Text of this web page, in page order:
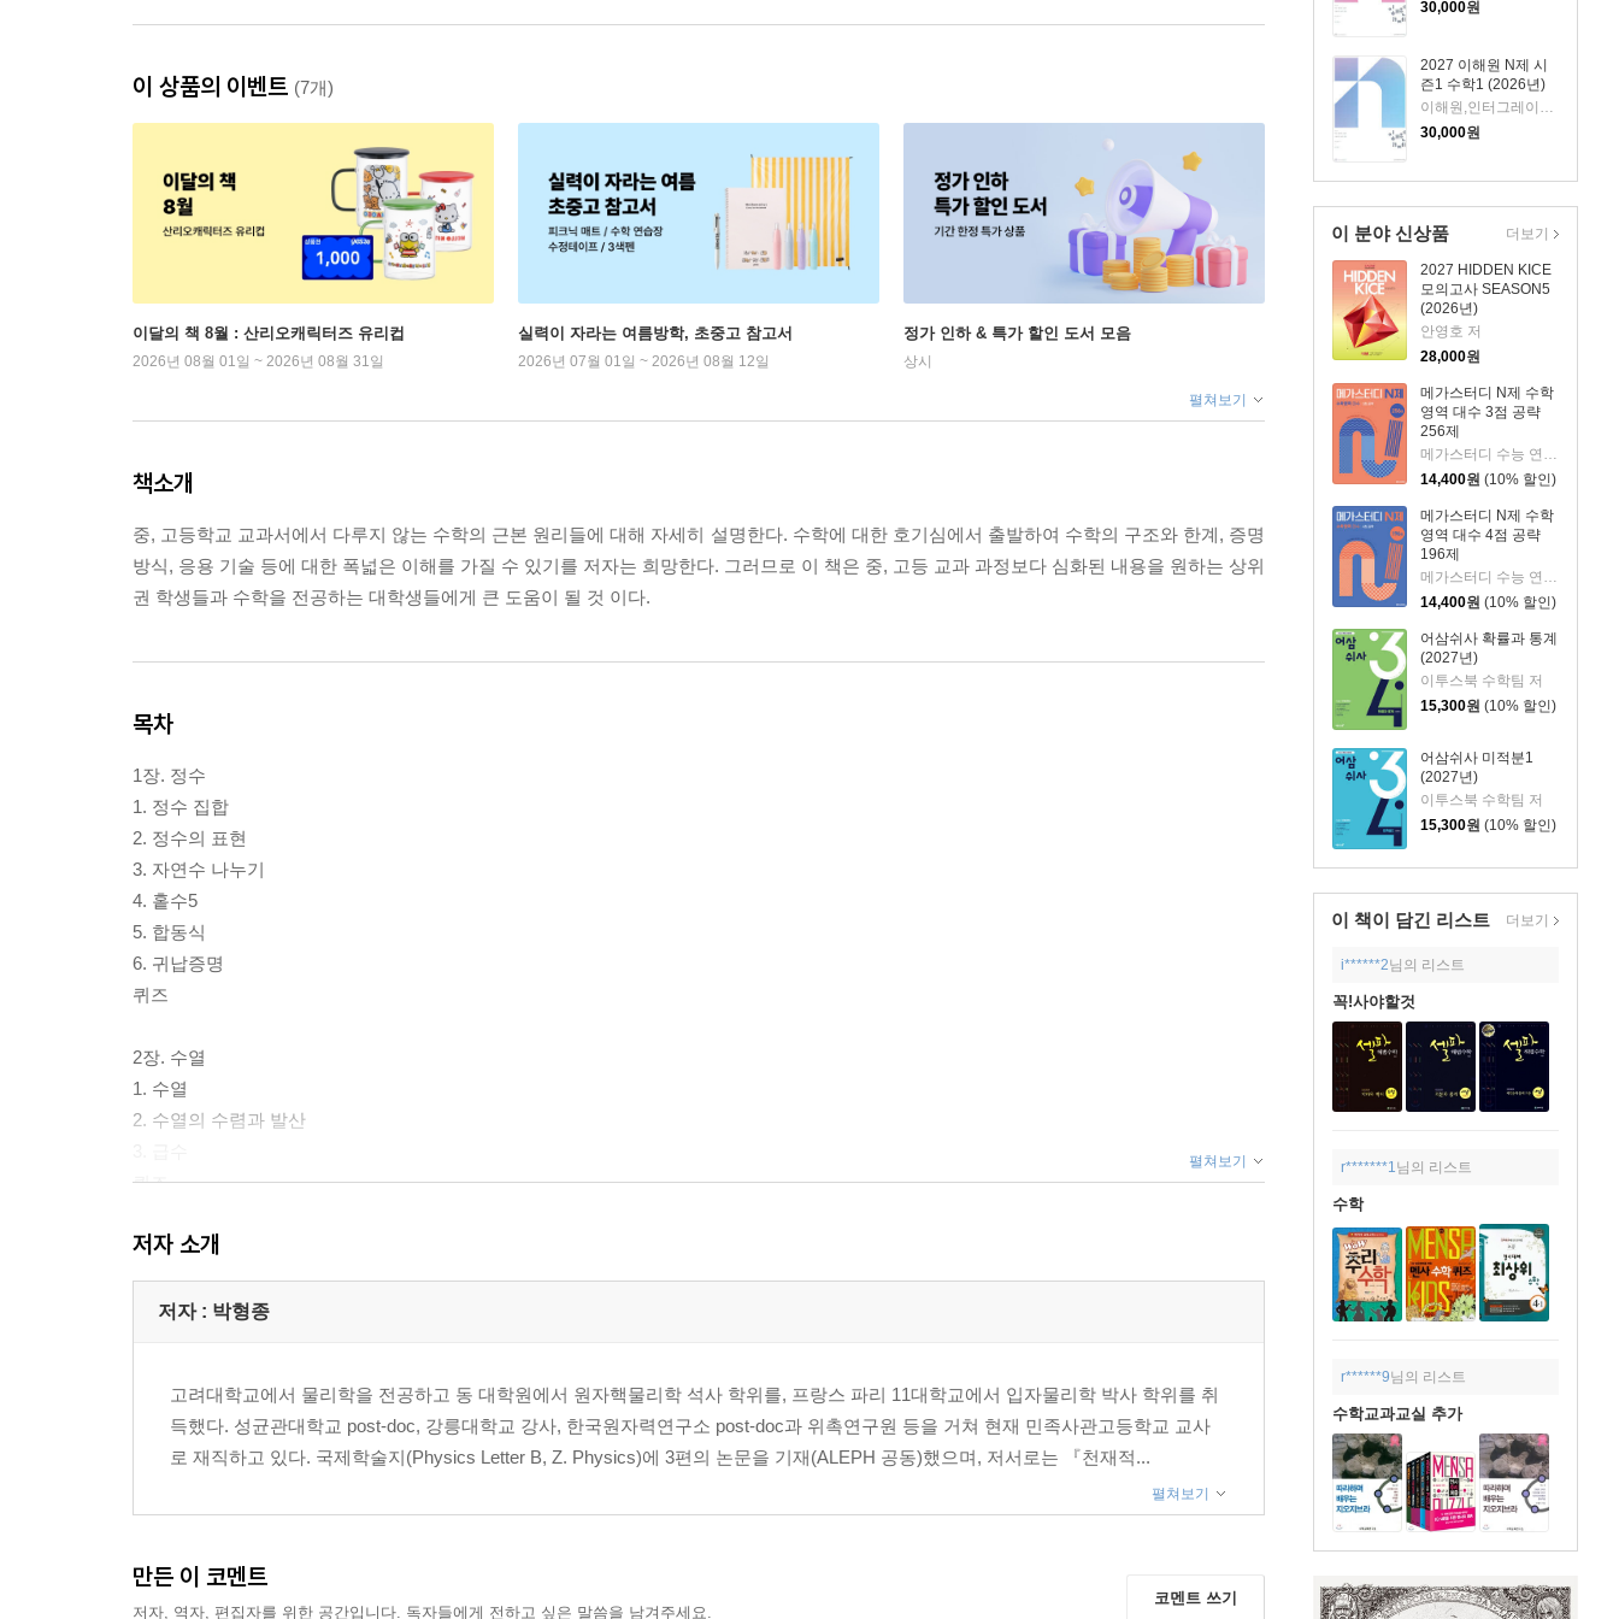
30,000원
2027 이해원 N제 시
즌1 수학1 (2026년)
이해원,인터그레이트 저
30,000원
이 분야 신상품
2027 HIDDEN KICE
모의고사 SEASON5
(2026년)
안영호 저
28,000원
메가스터디 N제 수학
영역 대수 3점 공략
256제
메가스터디 수능 연구소 저
14,400원 (10% 할인)
메가스터디 N제 수학
영역 대수 4점 공략
196제
메가스터디 수능 연구소 저
14,400원 (10% 할인)
어삼쉬사 확률과 통계
(2027년)
이투스북 수학팀 저
15,300원 (10% 할인)
어삼쉬사 미적분1
(2027년)
이투스북 수학팀 저
15,300원 (10% 할인)
더보기
이 책이 담긴 리스트 더보기
i******2님의 리스트
꼭!사야할것
r*******1 님의 리스트
수학
r******9님의 리스트
수학교과교실 추가
이 상품의 이벤트 (7개)
이달의 책 8월 : 산리오캐릭터즈 유리컵
2026년 08월 01일 ~ 2026년 08월 31일
실력이 자라는 여름방학, 초중고 참고서
2026년 07월 01일 ~ 2026년 08월 12일
정가 인하 & 특가 할인 도서 모음
상시
펼쳐보기
책소개
중, 고등학교 교과서에서 다루지 않는 수학의 근본 원리들에 대해 자세히 설명한다. 수학에 대한 호기심에서 출발하여 수학의 구조와 한계, 증명
방식, 응용 기술 등에 대한 폭넓은 이해를 가질 수 있기를 저자는 희망한다. 그러므로 이 책은 중, 고등 교과 과정보다 심화된 내용을 원하는 상위
권 학생들과 수학을 전공하는 대학생들에게 큰 도움이 될 것 이다.
목차
1장. 정수
1. 정수 집합
2. 정수의 표현
3. 자연수 나누기
4. 홑수5
5. 합동식
6. 귀납증명
퀴즈
2장. 수열
1. 수열
2. 수열의 수렴과 발산
퀴즈
3장. 명제와 논리
1. 명제의 진리값
2. 명제대수
5. 추론 규칙을 이용한 연역추론의 타당성 증명
6. 술어 논리
7. 추론의 세계
1. 유리수
펼쳐보기
저자 소개
저자 : 박형종
고려대학교에서 물리학을 전공하고 동 대학원에서 원자핵물리학 석사 학위를, 프랑스 파리 11대학교에서 입자물리학 박사 학위를 취
득했다. 성균관대학교 post-doc, 강릉대학교 강사, 한국원자력연구소 post-doc과 위촉연구원 등을 거쳐 현재 민족사관고등학교 교사
로 재직하고 있다. 국제학술지(Physics Letter B, Z. Physics)에 3편의 논문을 기재(ALEPH 공동)했으며, 저서로는 『천재적...
펼쳐보기
만든 이 코멘트
저자, 역자, 편집자를 위한 공간입니다. 독자들에게 전하고 싶은 말씀을 남겨주세요.
코멘트 쓰기